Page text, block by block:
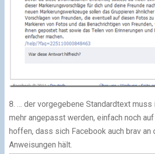
8. … der vorgegebene Standardtext muss
mehr angepasst werden, einfach noch auf
hoffen, dass sich Facebook auch brav an
Anweisungen hält.